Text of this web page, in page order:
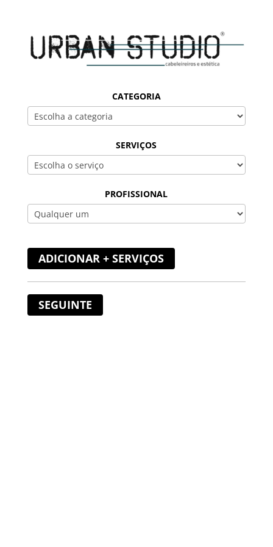
CATEGORIA
SERVIÇOS
PROFISSIONAL
ADICIONAR + SERVIÇOS
SEGUINTE